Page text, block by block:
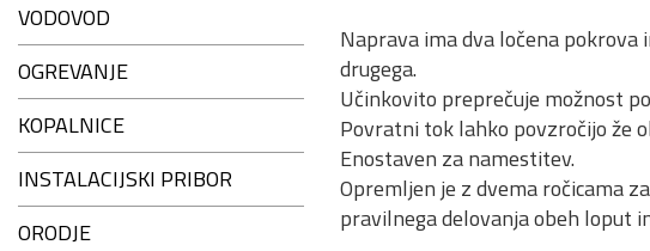
VODOVOD
OGREVANJE
KOPALNICE
INSTALACIJSKI PRIBOR
ORODJE
Naprava ima dva ločena
drugega.
Učinkovito preprečuje možnost
Povratni tok lahko povzročijo že
Enostaven za namestitev.
Opremljen je z dvema ročicama
pravilnega delovanja obeh loput